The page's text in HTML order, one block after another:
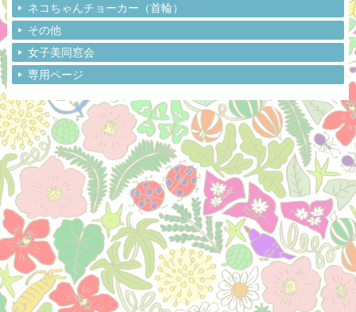
ネコちゃんチョーカー（首輪）
その他
女子美同窓会
専用ページ